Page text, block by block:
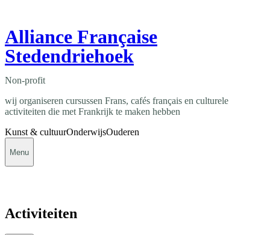
Alliance Française
Stedendriehoek
Non-profit
wij organiseren cursussen Frans, cafés français en culturele
activiteiten die met Frankrijk te maken hebben
Kunst & cultuurOnderwijsOuderen
Menu
Activiteiten